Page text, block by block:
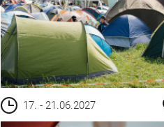
RESORT
17. - 21.06.2027